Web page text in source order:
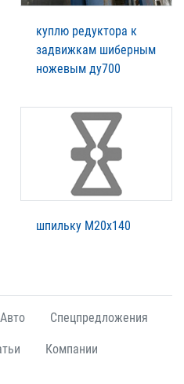
куплю редуктора к
задвижкам шиберным
ножевым ду700
шпильку М20х140
Авто Спецпредложения
Компании